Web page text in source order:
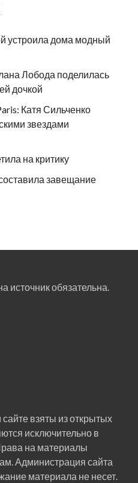
устроила дома модный
Лобода поделилась
дочкой
Катя Сильченко
звездами
на критику
завещание
источник обязательна.
взяты из открытых
исключительно в
на материалы
Администрация сайта
материала не несет.